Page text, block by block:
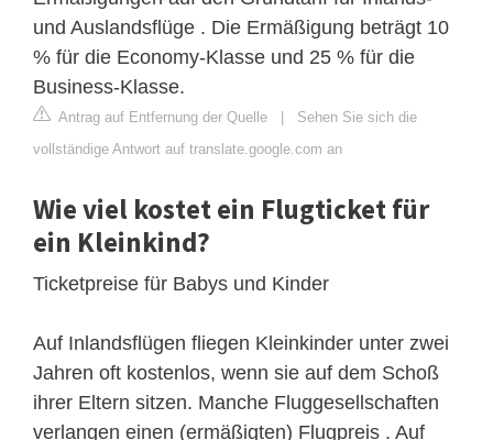
und Auslandsflüge . Die Ermäßigung beträgt 10
% für die Economy-Klasse und 25 % für die
Business-Klasse.
Antrag auf Entfernung der Quelle | Sehen Sie sich die
vollständige Antwort auf translate.google.com an
Wie viel kostet ein Flugticket für
ein Kleinkind?
Ticketpreise für Babys und Kinder
Auf Inlandsflügen fliegen Kleinkinder unter zwei
Jahren oft kostenlos, wenn sie auf dem Schoß
ihrer Eltern sitzen. Manche Fluggesellschaften
verlangen einen (ermäßigten) Flugpreis . Auf